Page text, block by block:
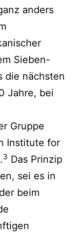
anders
Sieben-
die nächsten
Jahre, bei
Gruppe
Institute for
3 Das Prinzip
sei es in
beim